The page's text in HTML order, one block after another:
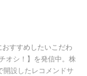
すすめしたいこだわ
オシ！】を発信中。株
開設したレコメンドサ